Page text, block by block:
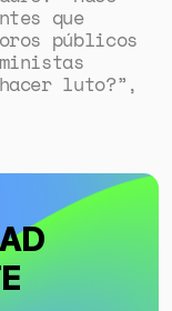
que
públicos
luto?”,